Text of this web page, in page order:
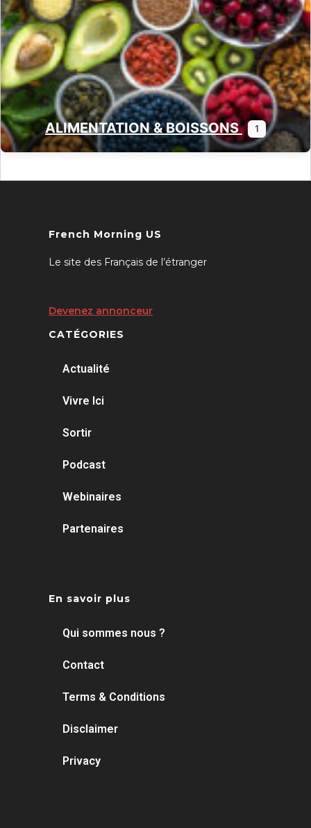
ALIMENTATION & BOISSONS 1
French Morning US
Le site des Français de l’étranger
Devenez annonceur
CATÉGORIES
Actualité
Vivre Ici
Sortir
Podcast
Webinaires
Partenaires
En savoir plus
Qui sommes nous ?
Contact
Terms & Conditions
Disclaimer
Privacy